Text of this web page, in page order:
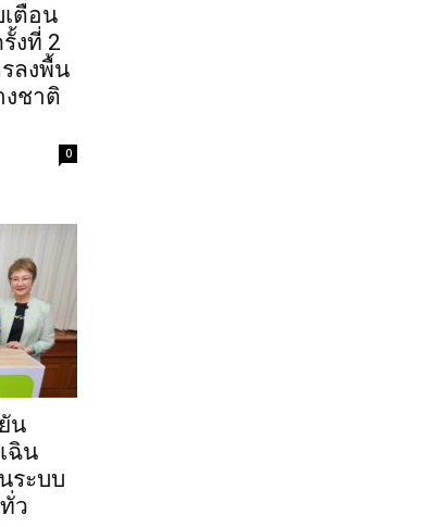
ตือน
งที่ 2
ลงพื้น
ชาติ
0
น
ฉิน
ระบบ
ว